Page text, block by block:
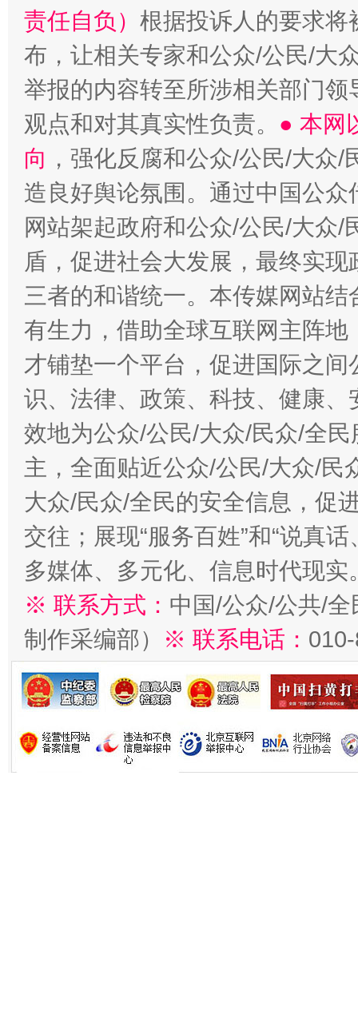
责任自负） 根据投诉人的要求将
布，让相关专家和公众/公民/大
举报的内容转至所涉相关部门
观点和对其真实性负责。 ● 本网
向 ，强化反腐和公众/公民/大众
造良好舆论氛围。通过中国公
网站架起政府和公众/公民/大众
盾，促进社会大发展，最终实
三者的和谐统一。本传媒网站
有生力，借助全球互联网主阵
才铺垫一个平台，促进国际之
识、法律、政策、科技、健康
效地为公众/公民/大众/民众/全
主，全面贴近公众/公民/大众/民
大众/民众/全民的安全信息，促
交往；展现“服务百姓”和“说真
多媒体、多元化、信息时代现实
※ 联系方式： 中国/公众/公共/
制作采编部）
※ 联系电话：